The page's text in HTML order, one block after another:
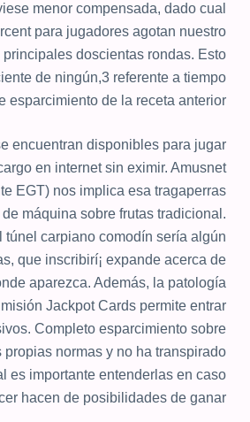
menor compensada, dado cual
para jugadores agotan nuestro
doscientas rondas. Esto
de ningún,3 referente a tiempo
esparcimiento de la receta anterior.
encuentran disponibles para jugar
en internet sin eximir. Amusnet
EGT) nos implica esa tragaperras
máquina sobre frutas tradicional.
túnel carpiano comodín serí­a algún
que inscribirí¡ expande acerca de
aparezca. Además, la patologí­a
Jackpot Cards permite entrar
Completo esparcimiento sobre
normas y no ha transpirado
es importante entenderlas en caso
hacen de posibilidades de ganar.